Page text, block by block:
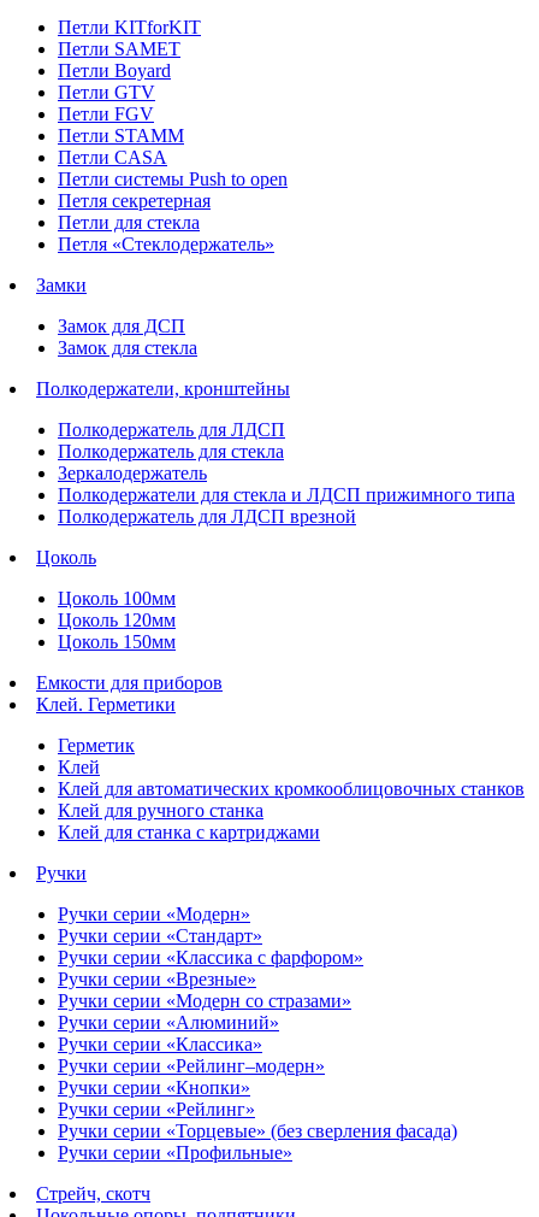
Петли KITforKIT
Петли SAMET
Петли Boyard
Петли GTV
Петли FGV
Петли STAMM
Петли CASA
Петли системы Push to open
Петля секретерная
Петли для стекла
Петля «Стеклодержатель»
Замки
Замок для ДСП
Замок для стекла
Полкодержатели, кронштейны
Полкодержатель для ЛДСП
Полкодержатель для стекла
Зеркалодержатель
Полкодержатели для стекла и ЛДСП прижимного типа
Полкодержатель для ЛДСП врезной
Цоколь
Цоколь 100мм
Цоколь 120мм
Цоколь 150мм
Емкости для приборов
Клей. Герметики
Герметик
Клей
Клей для автоматических кромкооблицовочных станков
Клей для ручного станка
Клей для станка с картриджами
Ручки
Ручки серии «Модерн»
Ручки серии «Стандарт»
Ручки серии «Классика с фарфором»
Ручки серии «Врезные»
Ручки серии «Модерн со стразами»
Ручки серии «Алюминий»
Ручки серии «Классика»
Ручки серии «Рейлинг–модерн»
Ручки серии «Кнопки»
Ручки серии «Рейлинг»
Ручки серии «Торцевые» (без сверления фасада)
Ручки серии «Профильные»
Стрейч, скотч